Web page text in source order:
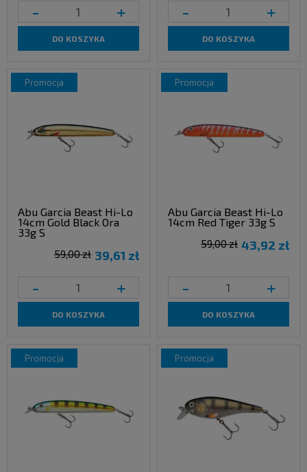
- +
DO KOSZYKA
- +
DO KOSZYKA
Abu Garcia Beast Hi-Lo
14cm Gold Black Ora
33g S
39,61 zł
59,00 zł
- +
DO KOSZYKA
promocja
Abu Garcia Beast Hi-Lo
14cm Red Tiger 33g S
43,92 zł
59,00 zł
- +
DO KOSZYKA
promocja
promocja promocja